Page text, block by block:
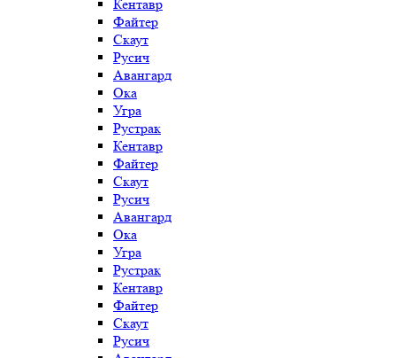
Кентавр
Файтер
Скаут
Русич
Авангард
Ока
Угра
Рустрак
Кентавр
Файтер
Скаут
Русич
Авангард
Ока
Угра
Рустрак
Кентавр
Файтер
Скаут
Русич